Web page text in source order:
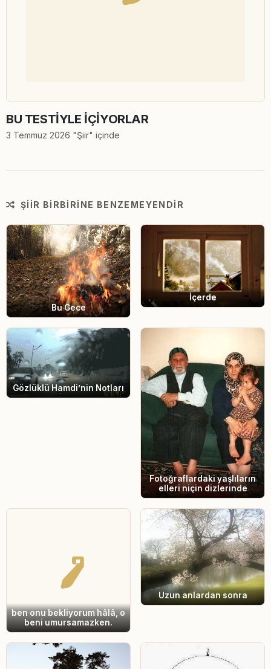
BU TESTİYLE İÇİYORLAR
3 Temmuz 2026 "Şiir" içinde
ŞIIR BIRBIRINE BENZEMEYENDIR
Bu Gece
İçerde
Gözlüklü Hamdi’nin Notları
Fotoğraflardaki yaşlıların
elleri niçin dizlerinde
ben onu bekliyorum hâlâ, o
beni umursamazken.
Uzun anlardan sonra